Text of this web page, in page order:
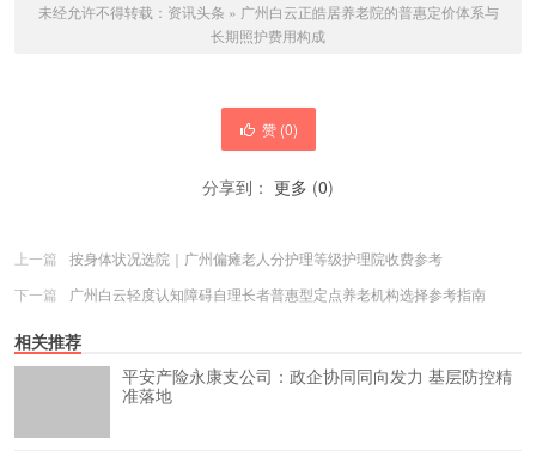
未经允许不得转载： 资讯头条 » 广州白云正皓居养老院的普惠定价体系与
长期照护费用构成
赞 (0)
分享到： 更多 (0)
上一篇
按身体状况选院｜广州偏瘫老人分护理等级护理院收费参考
下一篇
广州白云轻度认知障碍自理长者普惠型定点养老机构选择参考指南
相关推荐
平安产险永康支公司：政企协同同向发力 基层防控精
准落地